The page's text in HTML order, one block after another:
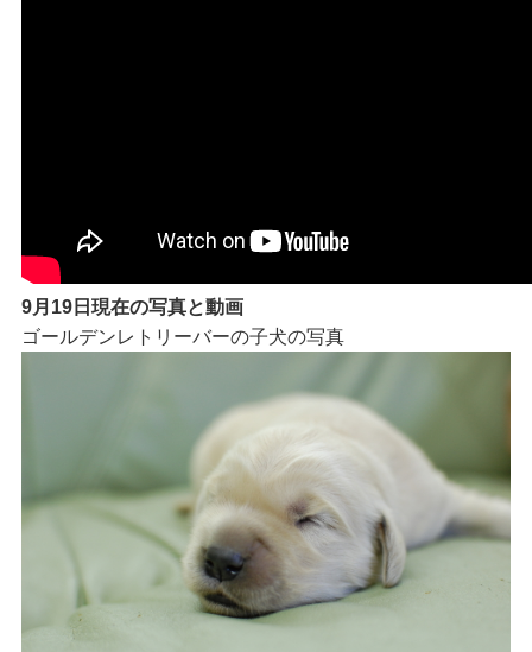
9月19日現在の写真と動画
ゴールデンレトリーバーの子犬の写真